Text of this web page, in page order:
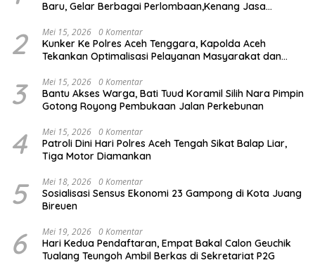
Baru, Gelar Berbagai Perlombaan,Kenang Jasa
2 Mei 15, 2026 0 Komentar
Kunker Ke Polres Aceh Tenggara, Kapolda Aceh
Tekankan Optimalisasi Pelayanan Masyarakat dan
3 Mei 15, 2026 0 Komentar
Bantu Akses Warga, Bati Tuud Koramil Silih Nara Pimpin
Gotong Royong Pembukaan Jalan Perkebunan
4 Mei 15, 2026 0 Komentar
Patroli Dini Hari Polres Aceh Tengah Sikat Balap Liar,
Tiga Motor Diamankan
5 Mei 18, 2026 0 Komentar
Sosialisasi Sensus Ekonomi 23 Gampong di Kota Juang
Bireuen
6 Mei 19, 2026 0 Komentar
Hari Kedua Pendaftaran, Empat Bakal Calon Geuchik
Tualang Teungoh Ambil Berkas di Sekretariat P2G